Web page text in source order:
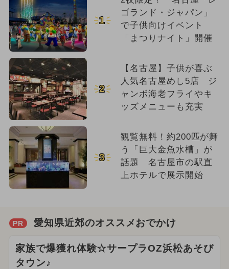
1
ゴランド・ジャパン」
で子供向けイベント
「まつりナイト」開催
2
【名古屋】子供が喜ぶ
人気名古屋めし5店 ジ
ャンボ海老フライやキ
ッズメニューも充実
3
観覧無料！約200匹が舞
う「巨大金魚水槽」が
話題 名古屋市の駅直
上ホテルで展示開始
PR 愛知県近郊のオススメおでかけ
家族で爆獲れ体験☆サープラOZ浜松あそび
タウン♪